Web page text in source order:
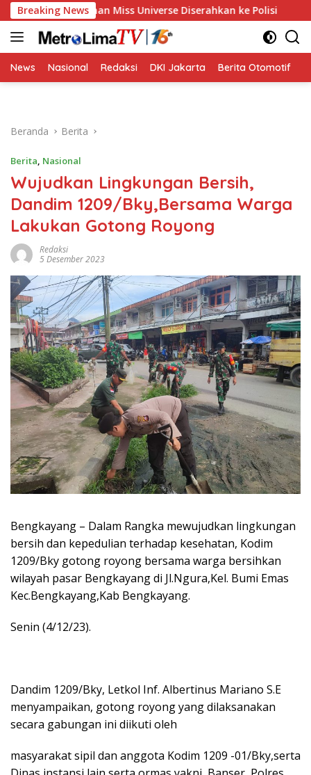
Langsung
ke
konten
Breaking NewsMiss Universe Diserahkan ke Polisi Golkar
News Nasional Redaksi DKI Jakarta Berita Otomotif
Beranda Berita
Berita, Nasional
Wujudkan Lingkungan Bersih,
Dandim 1209/Bky,Bersama Warga
Lakukan Gotong Royong
Redaksi
5 Desember 2023
Bengkayang – Dalam Rangka mewujudkan lingkungan
bersih dan kepedulian terhadap kesehatan, Kodim
1209/Bky gotong royong bersama warga bersihkan
wilayah pasar Bengkayang di Jl.Ngura,Kel. Bumi Emas
Kec.Bengkayang,Kab Bengkayang.
Senin (4/12/23).
Dandim 1209/Bky, Letkol Inf. Albertinus Mariano S.E
menyampaikan, gotong royong yang dilaksanakan
secara gabungan ini diikuti oleh
masyarakat sipil dan anggota Kodim 1209 -01/Bky,serta